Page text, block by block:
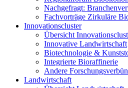
Nachgefragt:
Fachvorträge Zirkuläre
Innovationscluster
Übersicht
Innovative Landwirtschaft
Biotechnologie &
Integrierte Bioraffinerie
Andere
Landwirtschaft